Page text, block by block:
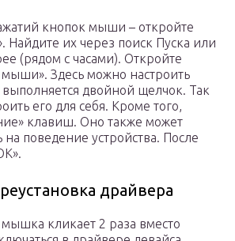
кнопок мыши – откройте
Найдите их через поиск Пуска или
(рядом с часами). Откройте
Здесь можно настроить
выполняется двойной щелчок. Так
его для себя. Кроме того,
клавиш. Оно также может
на поведение устройства. После
драйвера
кликает 2 раза вместо